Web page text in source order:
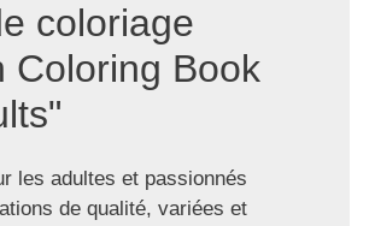
coloriage
Coloring Book
les adultes et passionnés
de qualité, variées et